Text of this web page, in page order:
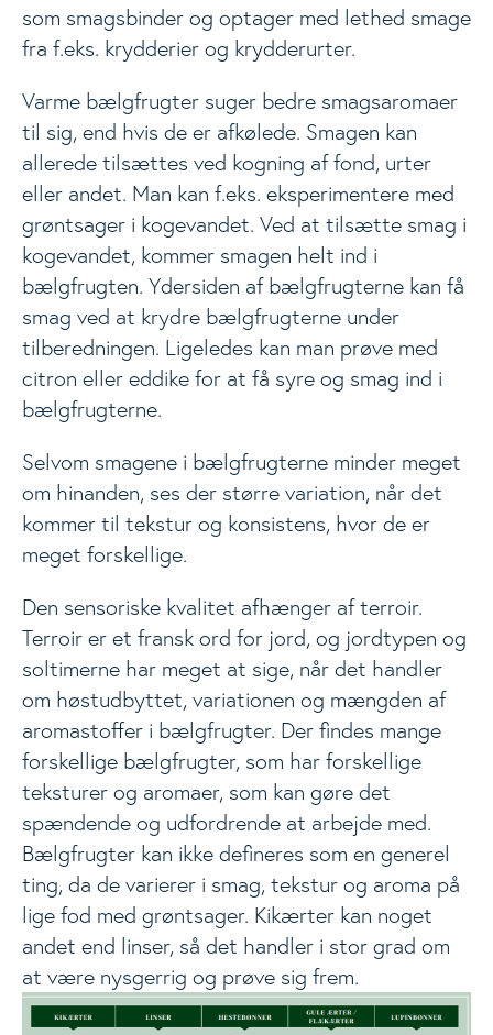
som smagsbinder og optager med lethed smage
fra f.eks. krydderier og krydderurter.
Varme bælgfrugter suger bedre smagsaromaer
til sig, end hvis de er afkølede. Smagen kan
allerede tilsættes ved kogning af fond, urter
eller andet. Man kan f.eks. eksperimentere med
grøntsager i kogevandet. Ved at tilsætte smag i
kogevandet, kommer smagen helt ind i
bælgfrugten. Ydersiden af bælgfrugterne kan få
smag ved at krydre bælgfrugterne under
tilberedningen. Ligeledes kan man prøve med
citron eller eddike for at få syre og smag ind i
bælgfrugterne.
Selvom smagene i bælgfrugterne minder meget
om hinanden, ses der større variation, når det
kommer til tekstur og konsistens, hvor de er
meget forskellige.
Den sensoriske kvalitet afhænger af terroir.
Terroir er et fransk ord for jord, og jordtypen og
soltimerne har meget at sige, når det handler
om høstudbyttet, variationen og mængden af
aromastoffer i bælgfrugter. Der findes mange
forskellige bælgfrugter, som har forskellige
teksturer og aromaer, som kan gøre det
spændende og udfordrende at arbejde med.
Bælgfrugter kan ikke defineres som en generel
ting, da de varierer i smag, tekstur og aroma på
lige fod med grøntsager. Kikærter kan noget
andet end linser, så det handler i stor grad om
at være nysgerrig og prøve sig frem.